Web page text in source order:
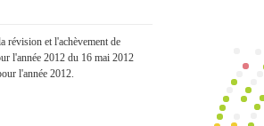
révision et l'achèvement de
l'année 2012 du 16 mai 2012
l'année 2012.